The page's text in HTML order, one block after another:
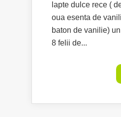
lapte dulce rece (
oua esenta de
baton de vanilie)
8 felii de...